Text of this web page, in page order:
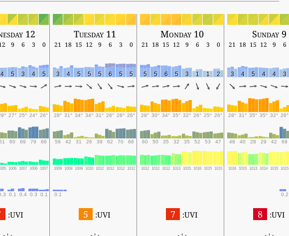
Sunday 9
Monday 10
Tuesday 11
12
6
9
12
15
18
21
0
3
6
9
12
15
18
21
0
3
6
9
12
15
18
21
0
3
6
9
3
4
4
5
4
3
2
1
1
3
5
6
5
5
5
5
6
5
5
5
4
3
5
4
3
5
4
26°
32°
35°
35°
31°
28°
26°
25°
26°
32°
35°
34°
30°
28°
26°
26°
26°
31°
34°
34°
31°
28°
26°
24°
25°
27°
69
42
29
28
40
48
47
53
52
35
32
35
50
60
66
70
62
39
26
31
42
58
66
79
69
60
1015
1015
1014
1013
1015
1016
1015
1015
1016
1015
1013
1012
1012
1012
1012
1012
1012
1012
1010
1009
1009
1009
1007
1006
1007
1006
0.2
0.1
0.1
0.3
0.4
0.1
UVI:
8
UVI:
7
UVI:
5
UVI: